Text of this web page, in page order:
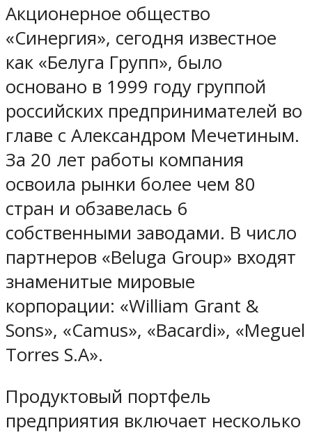
Акционерное общество
«Синергия», сегодня известное
как «Белуга Групп», было
основано в 1999 году группой
российских предпринимателей во
главе с Александром Мечетиным.
За 20 лет работы компания
освоила рынки более чем 80
стран и обзавелась 6
собственными заводами. В число
партнеров «Beluga Group» входят
знаменитые мировые
корпорации: «William Grant &
Sons», «Camus», «Bacardi», «Meguel
Torres S.A».
Продуктовый портфель
предприятия включает несколько